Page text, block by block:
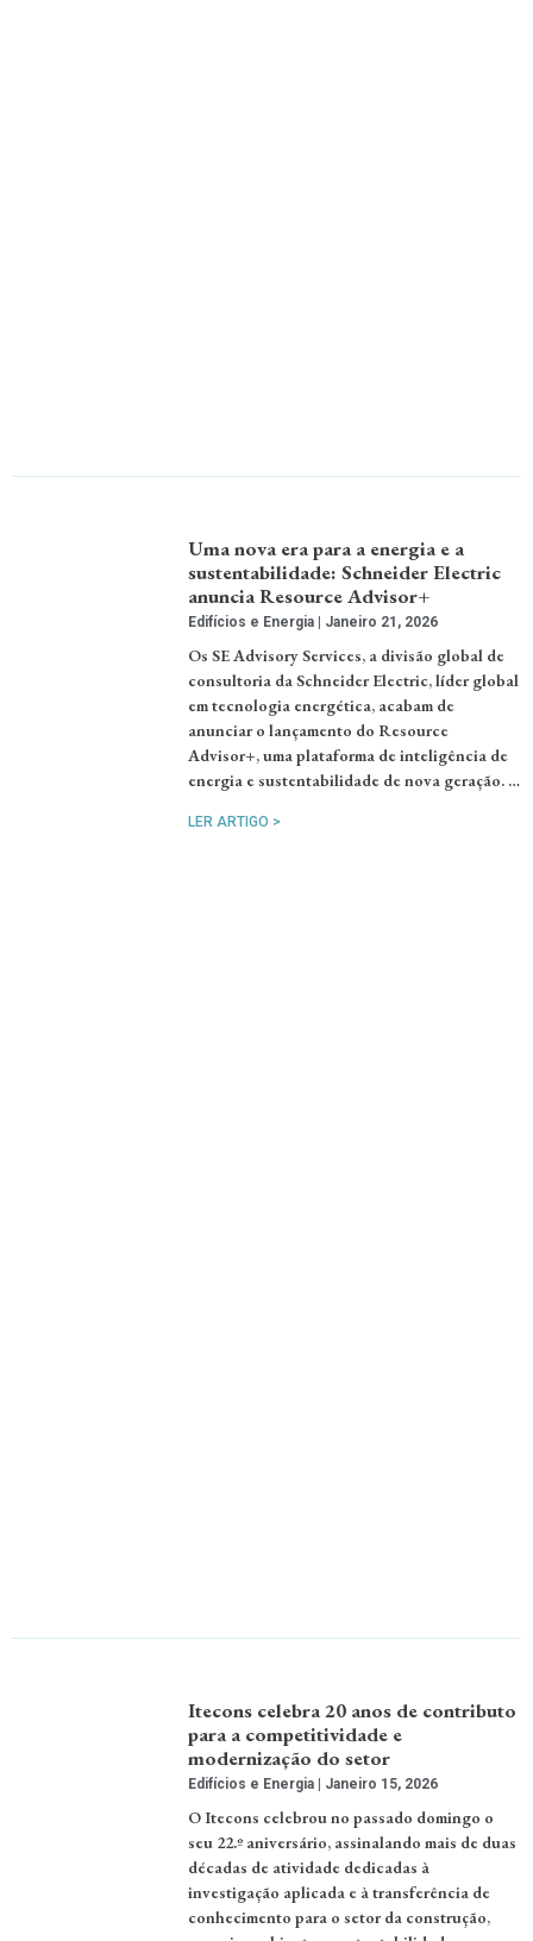
Uma nova era para a energia e a
sustentabilidade: Schneider Electric
anuncia Resource Advisor+
Edifícios e Energia Janeiro 21, 2026
Os SE Advisory Services, a divisão global de
consultoria da Schneider Electric, líder global
em tecnologia energética, acabam de
anunciar o lançamento do Resource
Advisor+, uma plataforma de inteligência de
energia e sustentabilidade de nova geração. …
LER ARTIGO >
Itecons celebra 20 anos de contributo
para a competitividade e
modernização do setor
Edifícios e Energia Janeiro 15, 2026
O Itecons celebrou no passado domingo o
seu 22.º aniversário, assinalando mais de duas
décadas de atividade dedicadas à
investigação aplicada e à transferência de
conhecimento para o setor da construção,